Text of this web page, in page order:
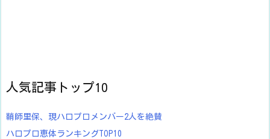
人気記事トップ10
鞘師里保、現ハロプロメンバー2人を絶賛
ハロプロ恵体ランキングTOP10